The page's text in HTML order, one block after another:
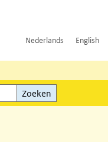
Nederlands English
Zoeken